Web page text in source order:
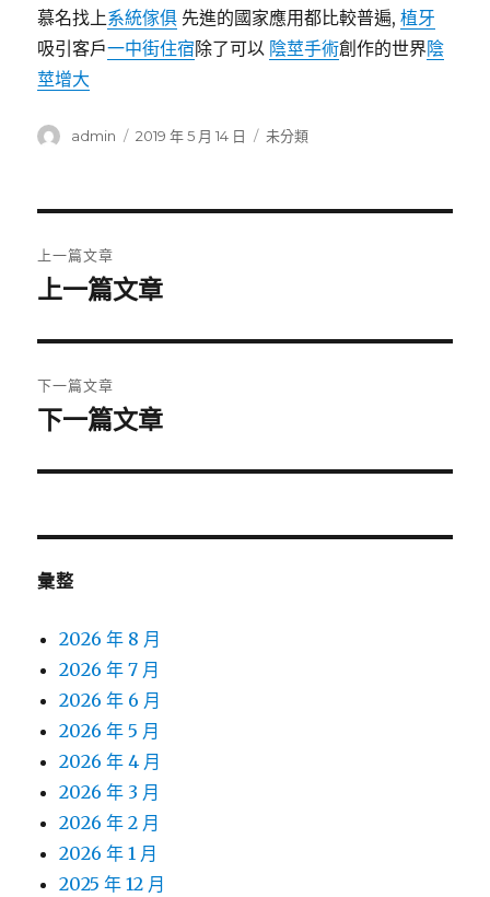
慕名找上系統傢俱 先進的國家應用都比較普遍,植牙
吸引客戶一中街住宿除了可以 陰莖手術創作的世界陰
莖增大
作
admin
發
2019 年 5 月 14 日
分
未分類
章
覽
上一篇文章
上
篇
文
章:
上一篇文章
下一篇文章
下
篇
章:
下一篇文章
彙整
2026 年 8 月
2026 年 7 月
2026 年 6 月
2026 年 5 月
2026 年 4 月
2026 年 3 月
2026 年 2 月
2026 年 1 月
2025 年 12 月